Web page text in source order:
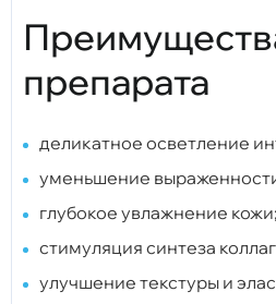
препарата
деликатное осветление
уменьшение
глубокое увлажнение кожи;
стимуляция синтеза
улучшение текстуры и